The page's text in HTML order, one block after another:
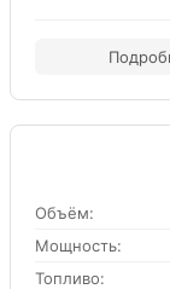
Объём:
Мощность:
Топливо: